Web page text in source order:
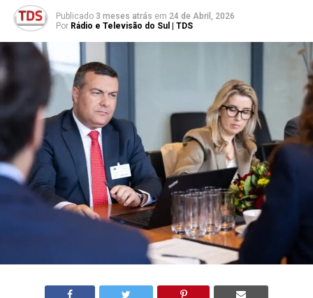
Publicado 3 meses atrás em 24 de Abril, 2026
Por Rádio e Televisão do Sul | TDS